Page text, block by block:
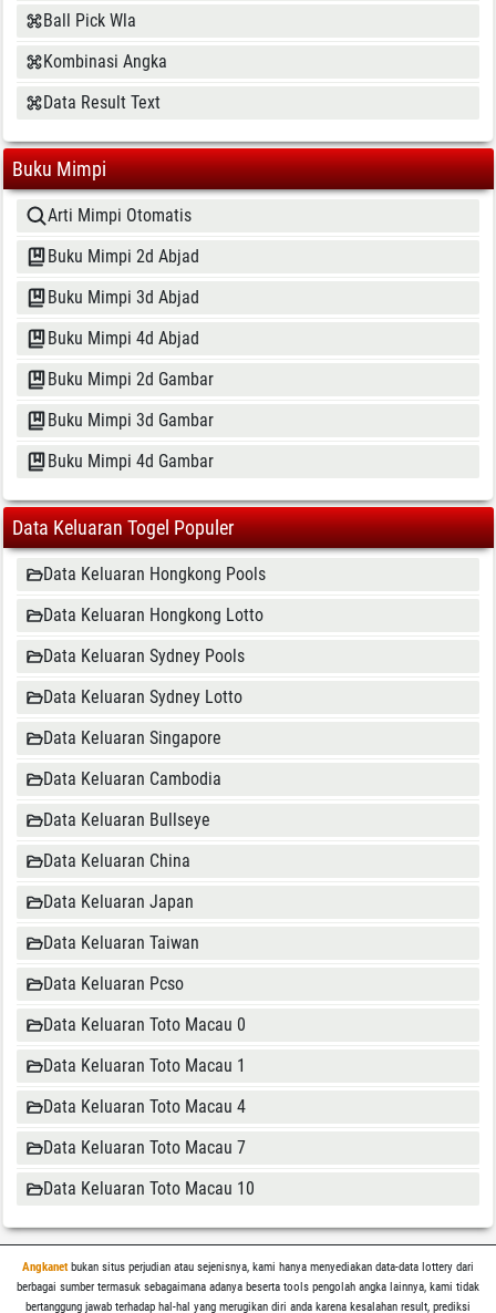
Ball Pick Wla
Kombinasi Angka
Data Result Text
Buku Mimpi
Arti Mimpi Otomatis
Buku Mimpi 2d Abjad
Buku Mimpi 3d Abjad
Buku Mimpi 4d Abjad
Buku Mimpi 2d Gambar
Buku Mimpi 3d Gambar
Buku Mimpi 4d Gambar
Data Keluaran Togel Populer
Data Keluaran Hongkong Pools
Data Keluaran Hongkong Lotto
Data Keluaran Sydney Pools
Data Keluaran Sydney Lotto
Data Keluaran Singapore
Data Keluaran Cambodia
Data Keluaran Bullseye
Data Keluaran China
Data Keluaran Japan
Data Keluaran Taiwan
Data Keluaran Pcso
Data Keluaran Toto Macau 0
Data Keluaran Toto Macau 1
Data Keluaran Toto Macau 4
Data Keluaran Toto Macau 7
Data Keluaran Toto Macau 10
Angkanetbukan situs perjudian atau sejenisnya, kami hanya menyediakan data-data lottery dari
berbagai sumber termasuk sebagaimana adanya beserta tools pengolah angka lainnya, kami tidak
bertanggung jawab terhadap hal-hal yang merugikan diri anda karena kesalahan result, prediksi